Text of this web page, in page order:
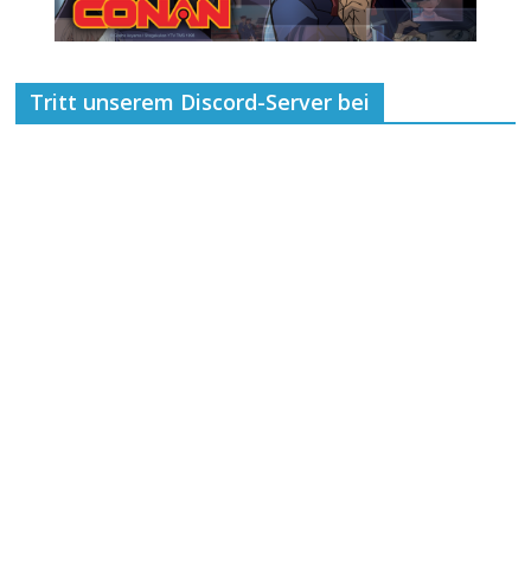
Tritt unserem Discord-Server bei